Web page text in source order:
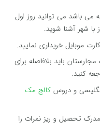
می باشد می توانید روز اول
با شهر آشنا شوید.
موبایل خریداری نمایید.
باید بلافاصله برای
کنید.
و دروس کالج مک
تحصیل و ریز نمرات را